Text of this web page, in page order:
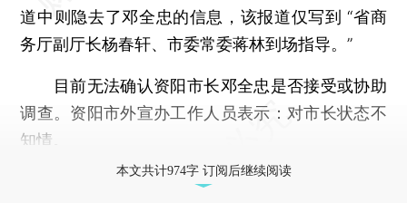
道中则隐去了邓全忠的信息，该报道仅写到 “省商
务厅副厅长杨春轩、市委常委蒋林到场指导。”
目前无法确认资阳市长邓全忠是否接受或协助
调查。资阳市外宣办工作人员表示：对市长状态不
知情。
本文共计974字 订阅后继续阅读